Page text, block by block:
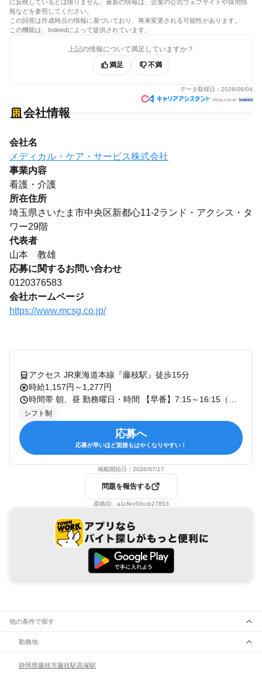
に反映しているとは限りません。最新の情報は、企業の公式ウェブサイトや採用情
報などを参照してください。
この回答は作成時点の情報に基づいており、将来変更される可能性があります。
この機能は、Indeedによって提供されています。
上記の情報について満足していますか？
満足
不満
データ取得日： 2026/06/04
会社情報
会社名
メディカル・ケア・サービス株式会社
事業内容
看護・介護
所在住所
埼玉県さいたま市中央区新都心11-2ランド・アクシス・タ
ワー29階
代表者
山本 教雄
応募に関するお問い合わせ
0120376583
会社ホームページ
https://www.mcsg.co.jp/
アクセス JR東海道本線『藤枝駅』徒歩15分
時給1,157円～1,277円
シフト制
応募へ
応募が早いほど面接もはやくなりやすい！
掲載開始日： 2026/07/17
問題を報告する
原稿ID： a1cfec69ccb27853
他の条件で探す
勤務地
静岡県藤枝市藤枝駅高塚駅